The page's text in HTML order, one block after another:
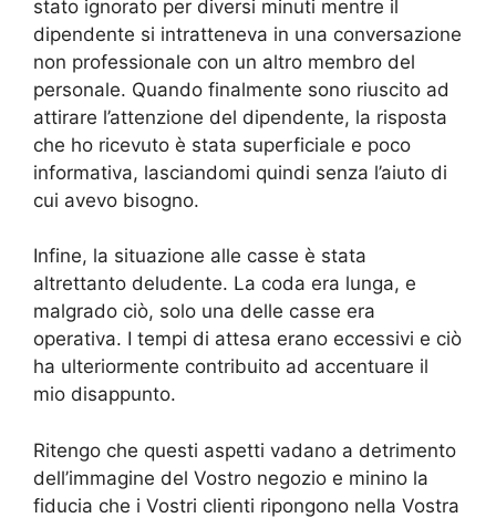
stato ignorato per diversi minuti mentre il
dipendente si intratteneva in una conversazione
non professionale con un altro membro del
personale. Quando finalmente sono riuscito ad
attirare l’attenzione del dipendente, la risposta
che ho ricevuto è stata superficiale e poco
informativa, lasciandomi quindi senza l’aiuto di
cui avevo bisogno.
Infine, la situazione alle casse è stata
altrettanto deludente. La coda era lunga, e
malgrado ciò, solo una delle casse era
operativa. I tempi di attesa erano eccessivi e ciò
ha ulteriormente contribuito ad accentuare il
mio disappunto.
Ritengo che questi aspetti vadano a detrimento
dell’immagine del Vostro negozio e minino la
fiducia che i Vostri clienti ripongono nella Vostra